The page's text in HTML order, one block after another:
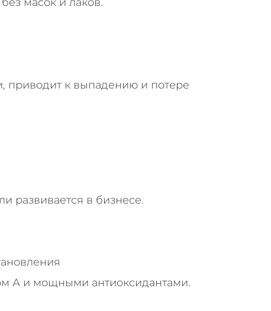
приводит к выпадению и потере
развивается в бизнесе.
А и мощными антиоксидантами.